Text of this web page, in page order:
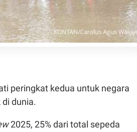
peringkat kedua untuk negara
dunia.
2025, 25% dari total sepeda